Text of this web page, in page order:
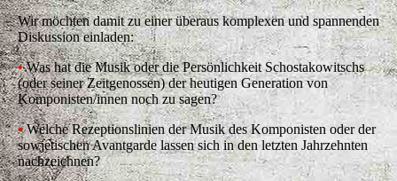
Wir möchten damit zu einer überaus komplexen und spannenden
Diskussion einladen:
•Was hat die Musik oder die Persönlichkeit Schostakowitschs
(oder seiner Zeitgenossen) der heutigen Generation von
Komponisten/innen noch zu sagen?
•Welche Rezeptionslinien der Musik des Komponisten oder der
sowjetischen Avantgarde lassen sich in den letzten Jahrzehnten
nachzeichnen?